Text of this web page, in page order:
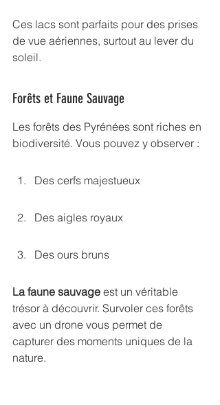
Ces lacs sont parfaits pour des prises
de vue aériennes, surtout au lever du
soleil.
Forêts et Faune Sauvage
Les forêts des Pyrénées sont riches en
biodiversité. Vous pouvez y observer :
Des cerfs majestueux
Des aigles royaux
Des ours bruns
La faune sauvage est un véritable
trésor à découvrir. Survoler ces forêts
avec un drone vous permet de
capturer des moments uniques de la
nature.